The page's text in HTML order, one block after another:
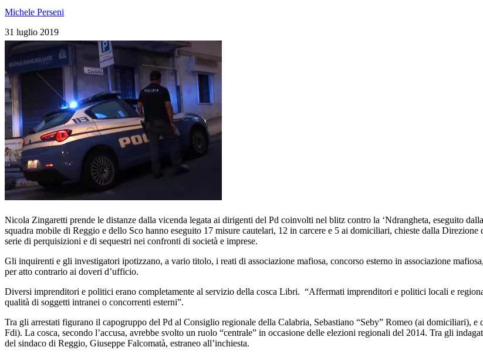
Michele Perseni
31 luglio 2019
Nicola Zingaretti prende le distanze dalla vicenda legata ai dirigenti del Pd coinvolti nel blitz contro la ‘Ndrangheta, eseguito
squadra mobile di Reggio e dello Sco hanno eseguito 17 misure cautelari, 12 in carcere e 5 ai domiciliari, chieste dalla
serie di perquisizioni e di sequestri nei confronti di società e imprese.
Gli inquirenti e gli investigatori ipotizzano, a vario titolo, i reati di associazione mafiosa, concorso esterno in associazione
per atto contrario ai doveri d’ufficio.
Diversi imprenditori e politici erano completamente al servizio della cosca Libri. “Affermati imprenditori e politici locali e
qualità di soggetti intranei o concorrenti esterni”.
Tra gli arrestati figurano il capogruppo del Pd al Consiglio regionale della Calabria, Sebastiano “Seby” Romeo (ai domiciliari),
Fdi). La cosca, secondo l’accusa, avrebbe svolto un ruolo “centrale” in occasione delle elezioni regionali del 2014. Tra gli
del sindaco di Reggio, Giuseppe Falcomatà, estraneo all’inchiesta.